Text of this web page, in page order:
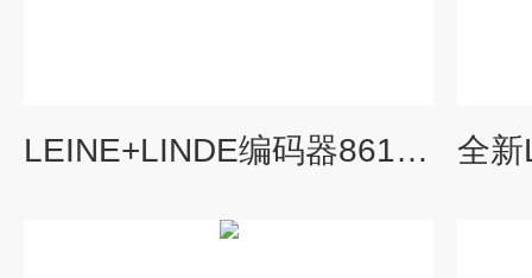
LEINE+LINDE编码器861900226-2048使用说明